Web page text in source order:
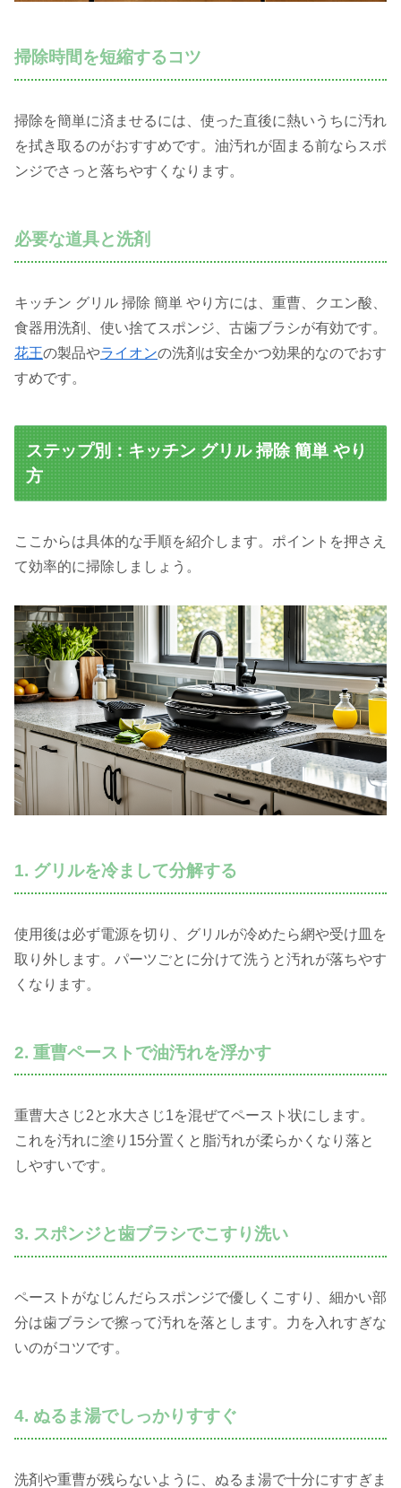
掃除時間を短縮するコツ
掃除を簡単に済ませるには、使った直後に熱いうちに汚れ
を拭き取るのがおすすめです。油汚れが固まる前ならスポ
ンジでさっと落ちやすくなります。
必要な道具と洗剤
キッチン グリル 掃除 簡単 やり方には、重曹、クエン酸、
食器用洗剤、使い捨てスポンジ、古歯ブラシが有効です。
花王の製品やライオンの洗剤は安全かつ効果的なのでおす
すめです。
ステップ別：キッチン グリル 掃除 簡単 やり
方
ここからは具体的な手順を紹介します。ポイントを押さえ
て効率的に掃除しましょう。
1. グリルを冷まして分解する
使用後は必ず電源を切り、グリルが冷めたら網や受け皿を
取り外します。パーツごとに分けて洗うと汚れが落ちやす
くなります。
2. 重曹ペーストで油汚れを浮かす
重曹大さじ2と水大さじ1を混ぜてペースト状にします。
これを汚れに塗り15分置くと脂汚れが柔らかくなり落と
しやすいです。
3. スポンジと歯ブラシでこすり洗い
ペーストがなじんだらスポンジで優しくこすり、細かい部
分は歯ブラシで擦って汚れを落とします。力を入れすぎな
いのがコツです。
4. ぬるま湯でしっかりすすぐ
洗剤や重曹が残らないように、ぬるま湯で十分にすすぎま